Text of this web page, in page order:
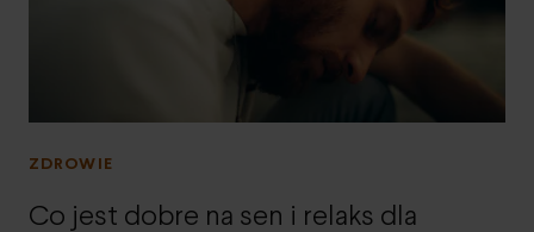
ZDROWIE
Co jest dobre na sen i relaks dla